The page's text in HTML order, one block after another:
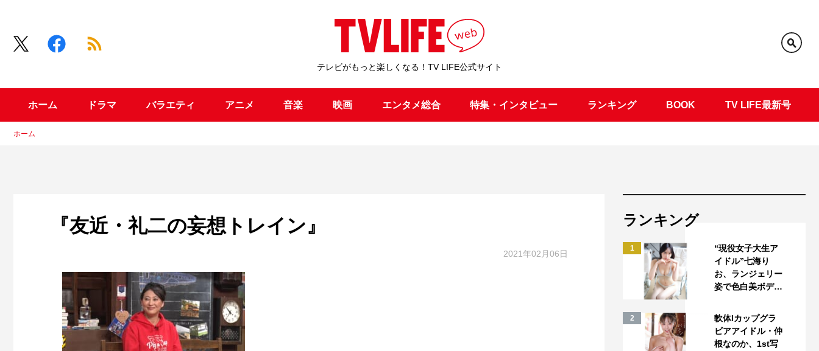
テレビがもっと楽しくなる！TV LIFE公式サイト
ホーム ドラマ バラエティ アニメ 音楽 映画 エンタメ総合 特集・インタビュー ランキング BOOK TV LIFE最新号
ホーム
『友近・礼二の妄想トレイン』
2021年02月06日
ランキング
1
“現役女子大生ア
イドル”七海り
お、ランジェリー
姿で色白美ボデ…
2
軟体Iカップグラ
ビアアイドル・仲
根なのか、1st写